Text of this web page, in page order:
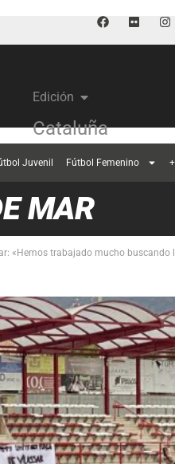
Edición
Cataluña
Juvenil Fútbol Femenino
MAR
«Hemos trabajado mucho buscando